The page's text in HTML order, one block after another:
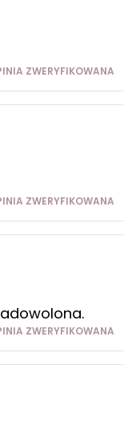
ZWERYFIKOWANA
ZWERYFIKOWANA
ZWERYFIKOWANA